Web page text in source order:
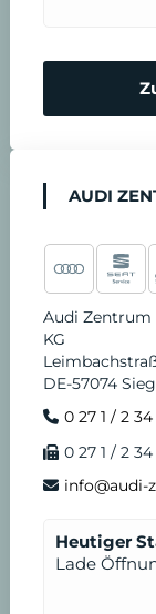
AUDI
Audi Zentrum
KG
DE-57074
0 27 1 / 2
0 27 1 / 2 34
info@audi-
Heutiger
Lade